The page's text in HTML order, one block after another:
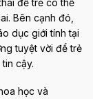
Bên cạnh đó,
dục giới tính tại
tuyệt vời để trẻ
cậy.
học và